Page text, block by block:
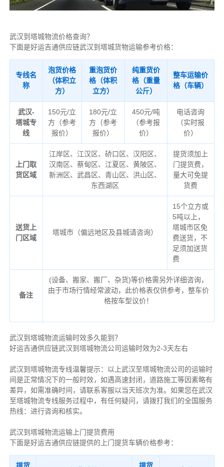
武汉到塔城物流价格查询？
下面是好运吉通供应链武汉到塔城货物运输参考价格：
专线名
称
泡货价格
（体积立
方）
重泡货价
格（体积
立方）
纯重货价
格（重量
公斤）
整车运输价
格（车辆）
武汉-
塔城专
线
150元/立
方（参考
报价）
180元/立
方（参考
报价）
450元/吨
（参考报
价）
电话咨询
（实时报
价）
上门取
货区域
江岸区、江汉区、硚口区、汉阳区、
汉南区、蔡甸区、江夏区、黄陂区、
新洲区、武昌区、青山区、洪山区、
东西湖区
提货须加上
门提货费，
量大可免提
货费
送货上
门区域
塔城市（偏远地区及县城请咨询）
15个立方或
5吨以上，
塔城市区免
费送货，不
足须加送货
费
备注
(设备、搬家、搬厂、杂货)等价格需另外详细咨询，
由于市场行情经常波动，此价格表仅供参考，整车价
格按车型议价！
武汉到塔城物流运输时效多久能到？
好运吉通供应链武汉到塔城物流公司运输时效为2-3天左右
武汉到塔城物流专线温馨提示：以上武汉至塔城物流公司的运输时
间是正常情况下的一般时效，如遇高速封闭，道路施工等因素略有
差异，如需准确时间，请联系客服以当天班次为准。如果您在武汉
至塔城物流专线服务过程中，有任何疑问，请拨打我们的全国服务
热线：进行咨询和核实。
武汉到塔城物流运输上门提货费用
下面是好运吉通供应链提供的上门提货车辆价格参考：